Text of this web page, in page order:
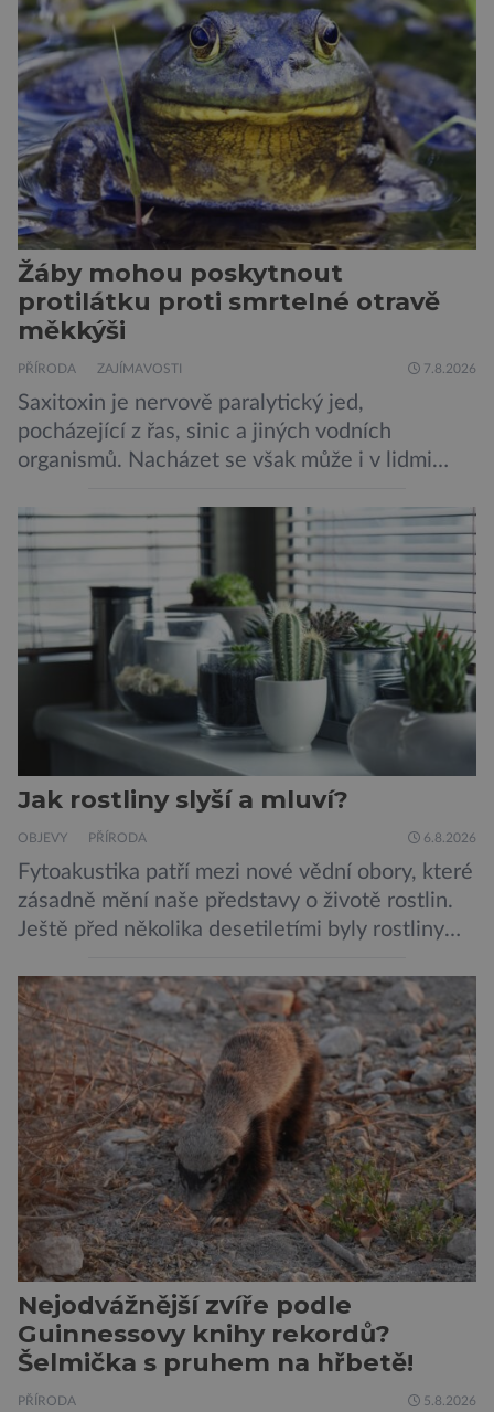
Žáby mohou poskytnout
protilátku proti smrtelné otravě
měkkýši
PŘÍRODA ZAJÍMAVOSTI 7.8.2026
Saxitoxin je nervově paralytický jed,
pocházející z řas, sinic a jiných vodních
organismů. Nacházet se však může i v lidmi
slávky. K příznakům otravy patří paralýza
dýchacích cest, dojít však může až k udušení.
Dosud proti tomuto jedu neexistovala
protilátka, nyní ji zřejmě vědci objevili, ovšem
její zdroj je […]
Jak rostliny slyší a mluví?
OBJEVY PŘÍRODA 6.8.2026
Fytoakustika patří mezi nové vědní obory, které
zásadně mění naše představy o životě rostlin.
Ještě před několika desetiletími byly rostliny
pouze reagují na změny prostředí. Moderní
výzkum však ukazuje, že skutečnost je mnohem
zajímavější. Rostliny totiž dokážou své okolí
vnímat prostřednictvím mechanických podnětů
a samy také vydávají zvuky […]
Nejodvážnější zvíře podle
Guinnessovy knihy rekordů?
Šelmička s pruhem na hřbetě!
PŘÍRODA 5.8.2026